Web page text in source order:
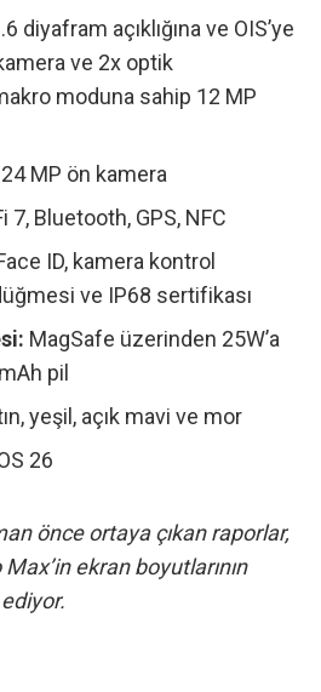
diyafram açıklığına ve OIS’ye
ve 2x optik
moduna sahip 12 MP
24 MP ön kamera
7, Bluetooth, GPS, NFC
ID, kamera kontrol
ve IP68 sertifikası
MagSafe üzerinden 25W’a
pil
yeşil, açık mavi ve mor
26
önce ortaya çıkan raporlar,
ekran boyutlarının